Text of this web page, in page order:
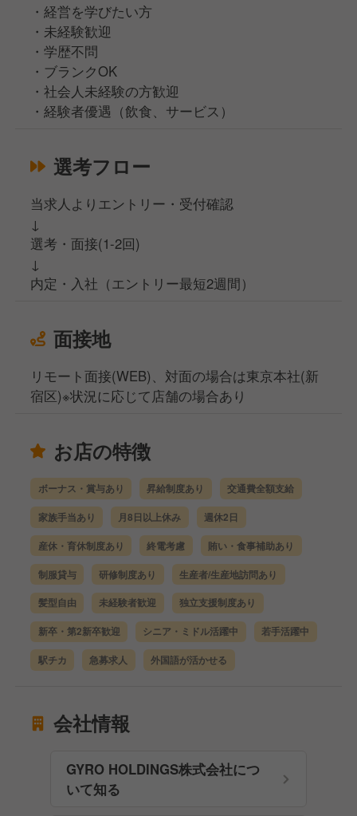
・経営を学びたい方
・未経験歓迎
・学歴不問
・ブランクOK
・社会人未経験の方歓迎
・経験者優遇（飲食、サービス）
選考フロー
当求人よりエントリー・受付確認
↓
選考・面接(1-2回)
↓
内定・入社（エントリー最短2週間）
面接地
リモート面接(WEB)、対面の場合は東京本社(新
宿区)※状況に応じて店舗の場合あり
お店の特徴
ボーナス・賞与あり 昇給制度あり 交通費全額支給
家族手当あり 月8日以上休み 週休2日
産休・育休制度あり 終電考慮 賄い・食事補助あり
制服貸与 研修制度あり 生産者/生産地訪問あり
髪型自由 未経験者歓迎 独立支援制度あり
新卒・第2新卒歓迎 シニア・ミドル活躍中 若手活躍中
駅チカ 急募求人 外国語が活かせる
会社情報
GYRO HOLDINGS株式会社につ
いて知る